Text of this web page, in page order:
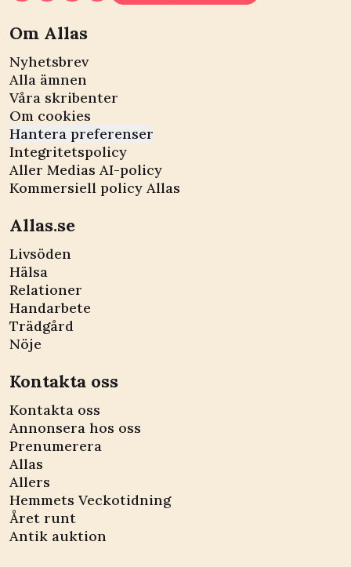
Om Allas
Nyhetsbrev
Alla ämnen
Våra skribenter
Om cookies
Hantera preferenser
Integritetspolicy
Aller Medias AI-policy
Kommersiell policy Allas
Allas.se
Livsöden
Hälsa
Relationer
Handarbete
Trädgård
Nöje
Kontakta oss
Kontakta oss
Annonsera hos oss
Prenumerera
Allas
Allers
Hemmets Veckotidning
Året runt
Antik auktion